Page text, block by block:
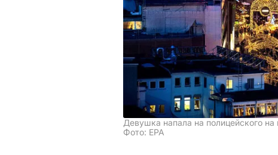
Девушка напала на полицейского на
Фото: EPA